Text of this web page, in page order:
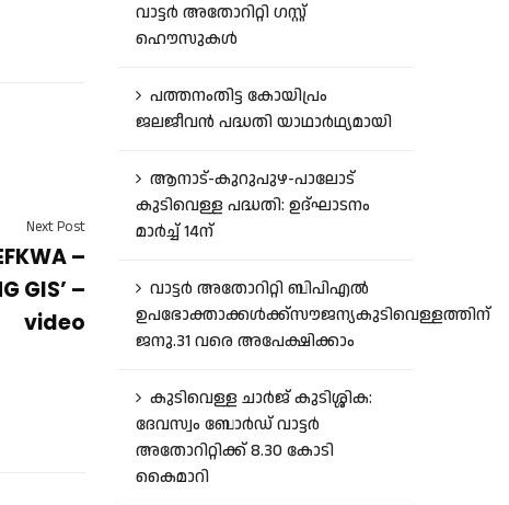
Next Post
–
GIS’ –
video
വാട്ടർ അതോറിറ്റി ഗസ്റ്റ്
ഹൌസുകൾ
പത്തനംതിട്ട കോയിപ്രം
ജലജീവൻ പദ്ധതി യാഥാർഥ്യമായി
ആനാട്‌-കുറുപുഴ-പാലോട്‌
കുടിവെള്ള പദ്ധതി: ഉദ്ഘാടനം
മാർച്ച് 14ന്
വാട്ടർ അതോറിറ്റി ബിപിഎൽ
ഉപഭോക്താക്കൾക്ക്സൗജന്യകുടിവെള്ളത്തിന്
ജനു.31 വരെ അപേക്ഷിക്കാം
കുടിവെള്ള ചാർജ് കുടിശ്ശിക:
ദേവസ്വം ബോർഡ് വാട്ടർ
അതോറിറ്റിക്ക് 8.30 കോടി
കൈമാറി